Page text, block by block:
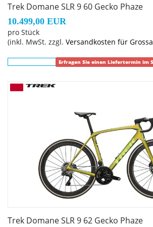
Trek Domane SLR 9 60 Gecko Phaze
10.499,00 EUR
pro Stück
(inkl. MwSt. zzgl. Versandkosten für
Erfragen Sie einen Liefertermin im
Trek Domane SLR 9 62 Gecko Phaze